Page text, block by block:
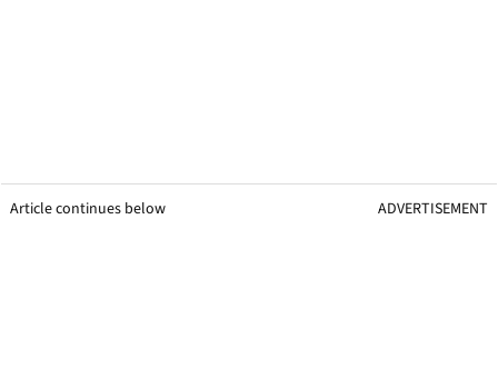
Article continues below ADVERTISEMENT